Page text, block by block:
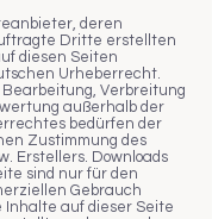
deren
Dritte erstellten
diesen Seiten
Urheberrecht.
Verbreitung
außerhalb der
bedürfen der
Zustimmung des
Erstellers. Downloads
sind nur für den
Gebrauch
Inhalte auf dieser Seite